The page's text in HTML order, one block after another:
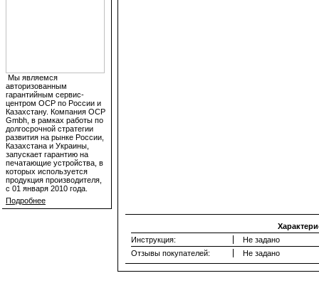
Мы являемся
авторизованным
гарантийным сервис-
центром OCP по России и
Казахстану. Компания OCP
Gmbh, в рамках работы по
долгосрочной стратегии
развития на рынке России,
Казахстана и Украины,
запускает гарантию на
печатающие устройства, в
которых используется
продукция производителя,
с 01 января 2010 года.
Подробнее
Инструкция:
Не задано
Отзывы покупателей:
Не задано